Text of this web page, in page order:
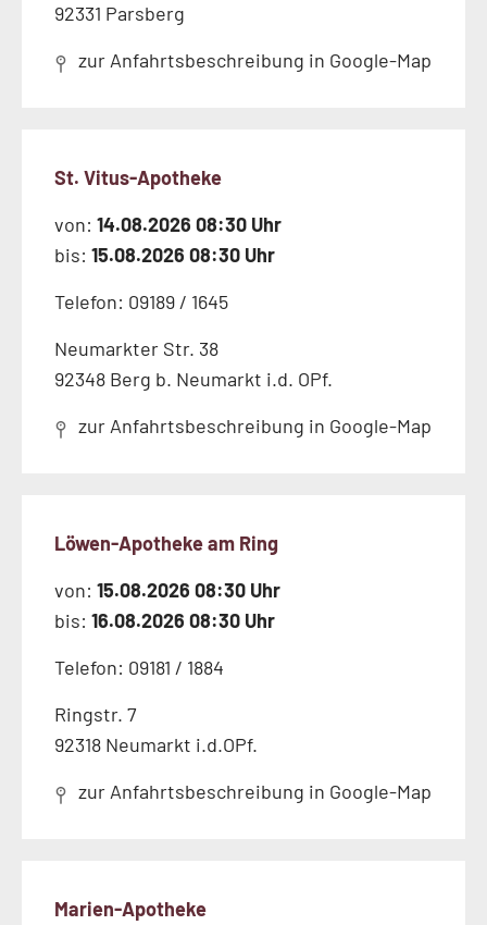
92331 Parsberg
zur Anfahrtsbeschreibung in Google-Map
St. Vitus-Apotheke
von: 14.08.2026 08:30 Uhr
bis: 15.08.2026 08:30 Uhr
Telefon: 09189 / 1645
Neumarkter Str. 38
92348 Berg b. Neumarkt i.d. OPf.
zur Anfahrtsbeschreibung in Google-Map
Löwen-Apotheke am Ring
von: 15.08.2026 08:30 Uhr
bis: 16.08.2026 08:30 Uhr
Telefon: 09181 / 1884
Ringstr. 7
92318 Neumarkt i.d.OPf.
zur Anfahrtsbeschreibung in Google-Map
Marien-Apotheke